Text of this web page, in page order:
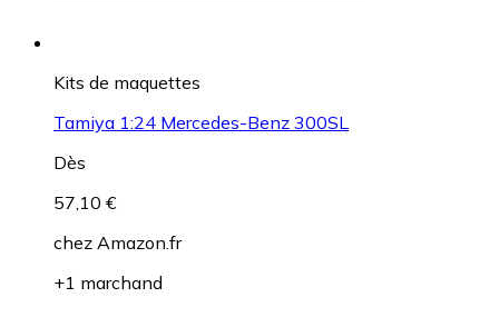
Kits de maquettes
Tamiya 1:24 Mercedes-Benz 300SL
Dès
57,10 €
chez Amazon.fr
+1 marchand